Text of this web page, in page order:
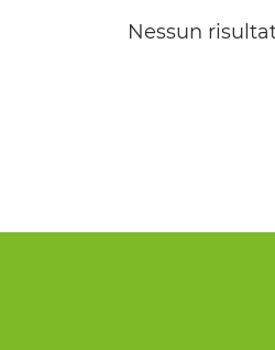
NATURA E BENESSERE
Nessun